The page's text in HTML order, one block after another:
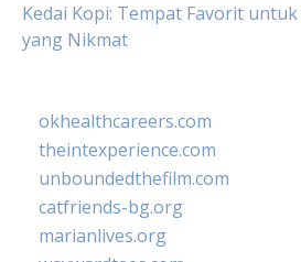
Kedai Kopi: Tempat Favorit
yang Nikmat
okhealthcareers.com
theintexperience.com
unboundedthefilm.com
catfriends-bg.org
marianlives.org